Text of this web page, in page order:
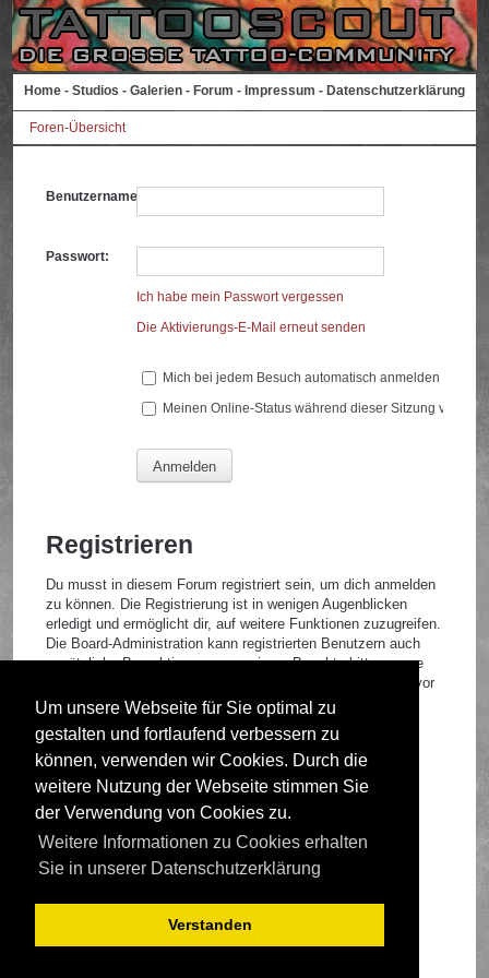
Um unsere Webseite für Sie optimal zu
gestalten und fortlaufend verbessern zu
können, verwenden wir Cookies. Durch die
weitere Nutzung der Webseite stimmen Sie
der Verwendung von Cookies zu.
Weitere Informationen zu Cookies erhalten
Sie in unserer Datenschutzerklärung
Verstanden
Home - Studios - Galerien - Forum - Impressum - Datenschutzerklärung
Foren-Übersicht
Benutzername:
Passwort:
Ich habe mein Passwort vergessen
Die Aktivierungs-E-Mail erneut senden
Mich bei jedem Besuch automatisch anmelden
Meinen Online-Status während dieser Sitzung
Registrieren
Du musst in diesem Forum registriert sein, um dich anmelden
zu können. Die Registrierung ist in wenigen Augenblicken
erledigt und ermöglicht dir, auf weitere Funktionen zuzugreifen.
Die Board-Administration kann registrierten Benutzern auch
zusätzliche Berechtigungen zuweisen. Beachte bitte unsere
Nutzungsbedingungen und die verwandten Regelungen, bevor
du dich registrierst. Bitte beachte auch die jeweiligen
Forenregeln, wenn du dich in diesem Board bewegst.
Nutzungsbedingungen|Datenschutzrichtlinie
Registrieren
Foren-Übersicht
Deutsche Übersetzung durchphpBB.de